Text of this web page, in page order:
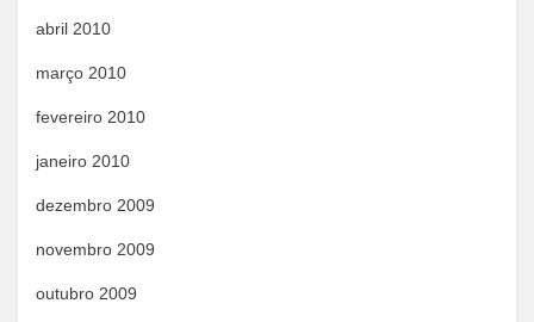
abril 2010
março 2010
fevereiro 2010
janeiro 2010
dezembro 2009
novembro 2009
outubro 2009